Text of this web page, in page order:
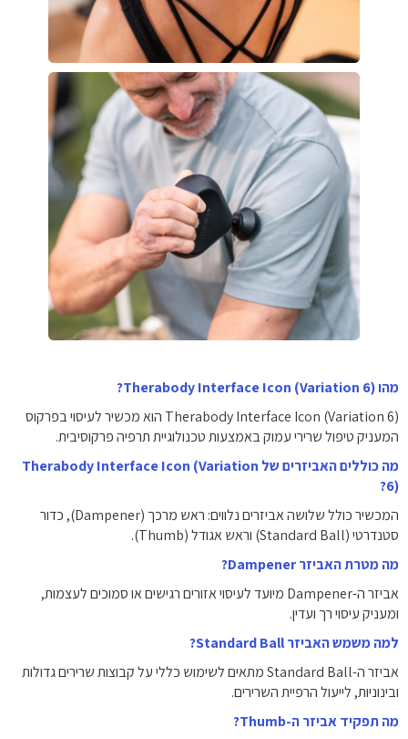
מהו Therabody Interface Icon (Variation 6)?
Therabody Interface Icon (Variation 6) הוא מכשיר לעיסוי בפרקוס
המעניק טיפול שרירי עמוק באמצעות טכנולוגיית תרפיה פרקוסיבית.
מה כוללים האביזרים של Therabody Interface Icon (Variation
6)?
המכשיר כולל שלושה אביזרים נלווים: ראש מרכך (Dampener), כדור
סטנדרטי (Standard Ball) וראש אגודל (Thumb).
מה מטרת האביזר Dampener?
אביזר ה-Dampener מיועד לעיסוי אזורים רגישים או סמוכים לעצמות,
ומעניק עיסוי רך ועדין.
למה משמש האביזר Standard Ball?
אביזר ה-Standard Ball מתאים לשימוש כללי על קבוצות שרירים גדולות
ובינוניות, לייעול הרפיית השרירים.
מה תפקיד אביזר ה-Thumb?